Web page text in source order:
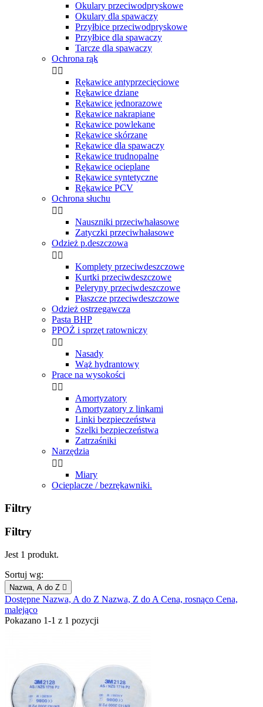
Okulary przeciwodpryskowe
Okulary dla spawaczy
Przyłbice przeciwodpryskowe
Przyłbice dla spawaczy
Tarcze dla spawaczy
Ochrona rąk
 
Rękawice antyprzecięciowe
Rękawice dziane
Rękawice jednorazowe
Rękawice nakrapiane
Rękawice powlekane
Rękawice skórzane
Rękawice dla spawaczy
Rękawice trudnopalne
Rękawice ocieplane
Rękawice syntetyczne
Rękawice PCV
Ochrona słuchu
 
Nauszniki przeciwhałasowe
Zatyczki przeciwhałasowe
Odzież p.deszczowa
 
Komplety przeciwdeszczowe
Kurtki przeciwdeszczowe
Peleryny przeciwdeszczowe
Płaszcze przeciwdeszczowe
Odzież ostrzegawcza
Pasta BHP
PPOŻ i sprzęt ratowniczy
 
Nasady
Wąż hydrantowy
Prace na wysokości
 
Amortyzatory
Amortyzatory z linkami
Linki bezpieczeństwa
Szelki bezpieczeństwa
Zatrzaśniki
Narzędzia
 
Miary
Ocieplacze / bezrękawniki.
Filtry
Filtry
Jest 1 produkt.
Sortuj wg:
Nazwa, A do Z 
Dostępne Nazwa, A do Z Nazwa, Z do A Cena, rosnąco Cena,
malejąco
Pokazano 1-1 z 1 pozycji